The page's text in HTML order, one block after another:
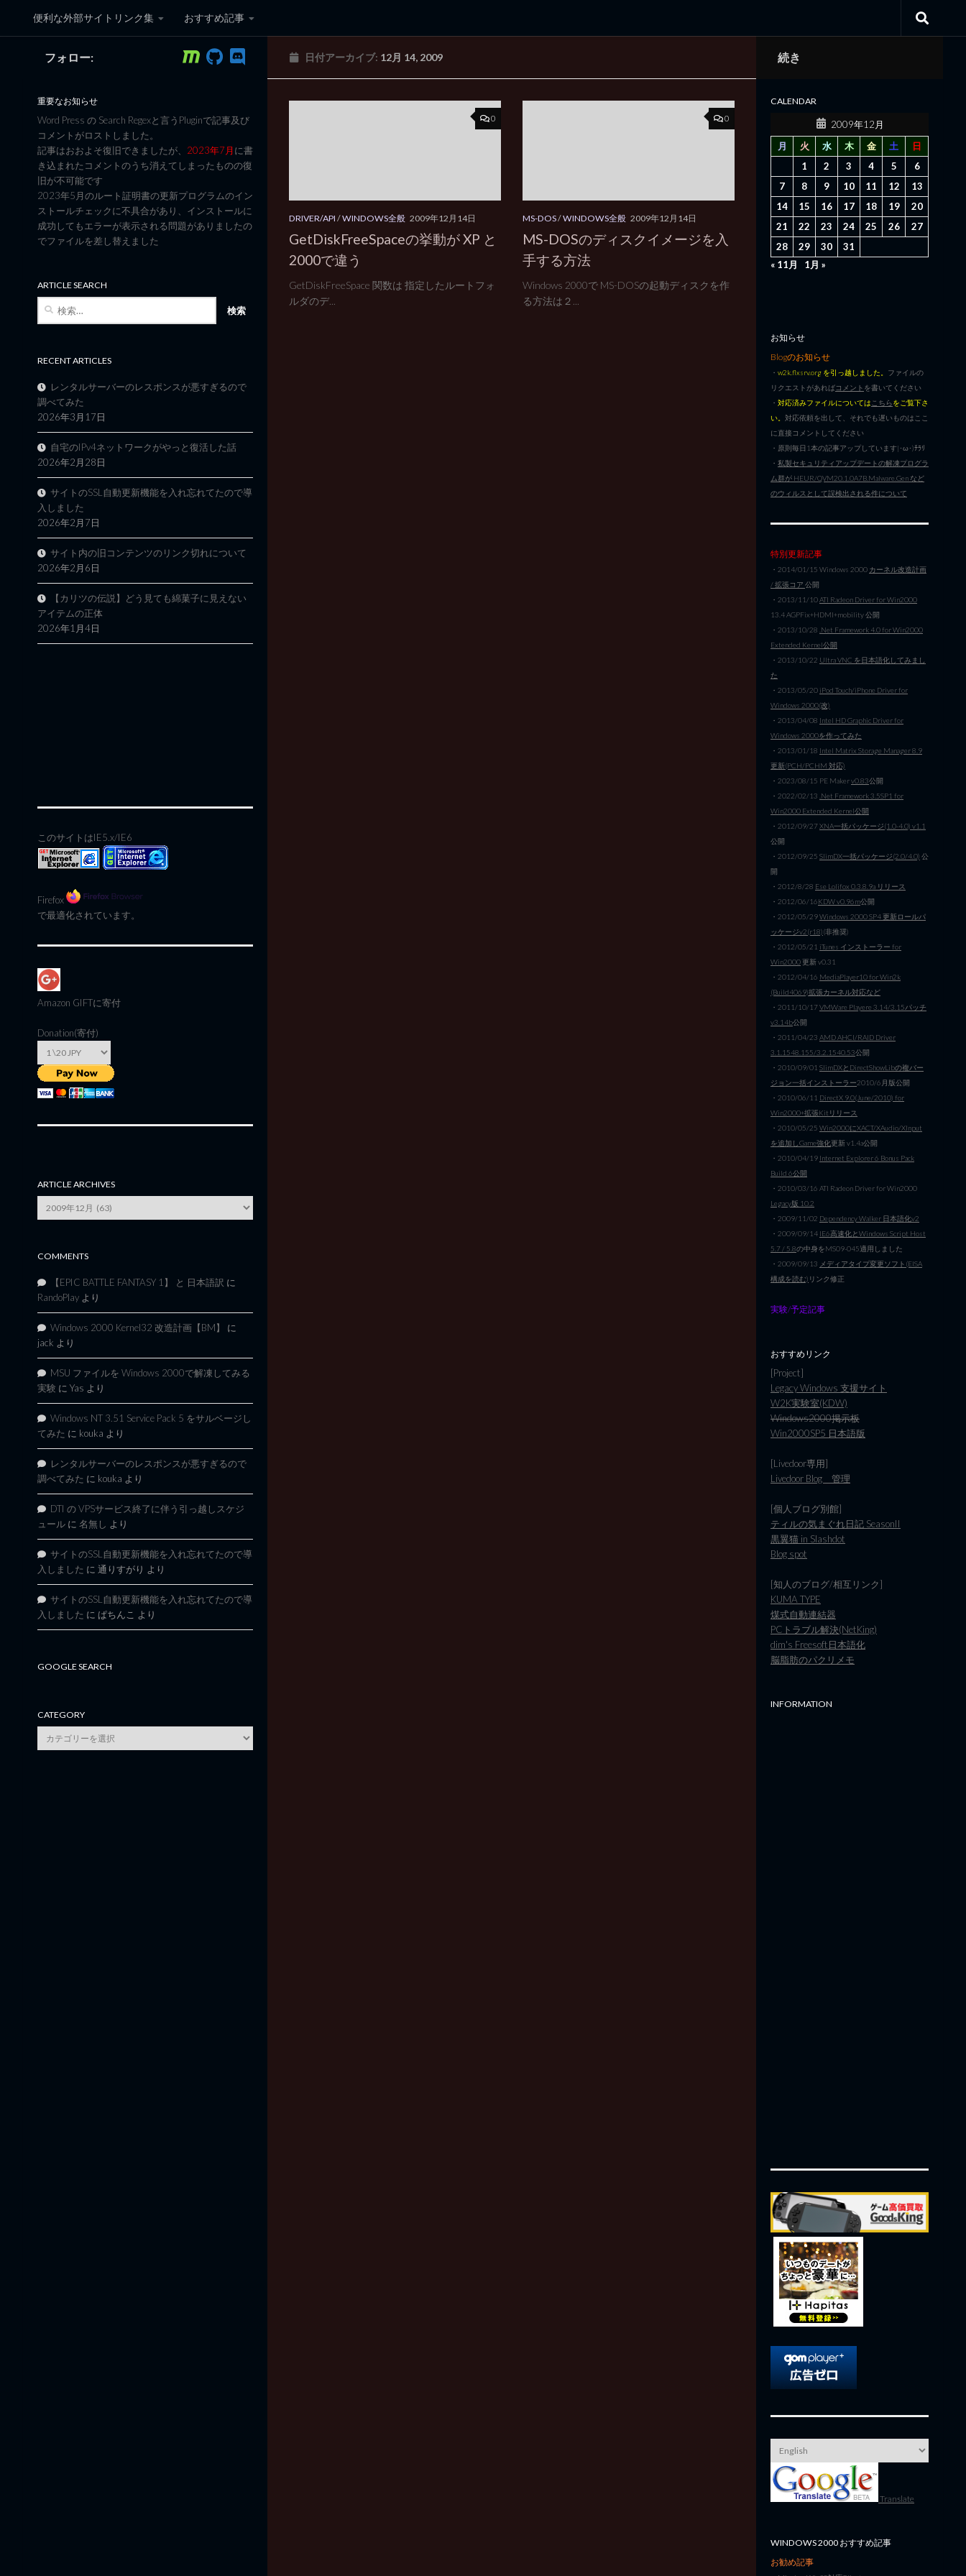
コンテンツへスキップ
便利な外部サイトリンク集 おすすめ記事
黒翼猫のコンピュータ日記 3rd Edition
日付アーカイブ: 12月 14, 2009
0
DRIVER/API /WINDOWS全般 2009年12月14日
GetDiskFreeSpaceの挙動が XP と
2000で違う
GetDiskFreeSpace 関数は 指定したルートフォ
ルダのデ...
0
MS-DOS/WINDOWS全般 2009年12月14日
MS-DOSのディスクイメージを入
手する方法
Windows 2000で MS-DOSの起動ディスクを作
る方法は２...
フォロー:
重要なお知らせ
Word Press の Search Regexと言うPluginで記事及び
コメントがロストしました。
記事はおおよそ復旧できましたが、 2023年7月に書
き込まれたコメントのうち消えてしまったものの復
旧が不可能です
2023年5月のルート証明書の更新プログラムのイン
ストールチェックに不具合があり、インストールに
成功してもエラーが表示される問題がありましたの
でファイルを差し替えました
ARTICLE SEARCH
RECENT ARTICLES
レンタルサーバーのレスポンスが悪すぎるので
調べてみた
2026年3月17日
自宅のIPv4ネットワークがやっと復活した話
2026年2月28日
サイトのSSL自動更新機能を入れ忘れてたので導
入しました
2026年2月7日
サイト内の旧コンテンツのリンク切れについて
2026年2月6日
【カリツの伝説】どう見ても綿菓子に見えない
アイテムの正体
2026年1月4日
このサイトはIE5.x/IE6
Firefox
で最適化されています。
Amazon GIFTに寄付
Donation(寄付)
ARTICLE ARCHIVES
Archives
COMMENTS
【EPIC BATTLE FANTASY 1】 と 日本語訳 に
RandoPlay より
Windows 2000 Kernel32 改造計画【BM】
に
jack より
MSU ファイルを Windows 2000で解凍してみる
実験 に Yas より
Windows NT 3.51 Service Pack 5 をサルベージし
てみた に kouka より
レンタルサーバーのレスポンスが悪すぎるので
調べてみた に kouka より
DTI の VPSサービス終了に伴う引っ越しスケジ
ュール に 名無し より
サイトのSSL自動更新機能を入れ忘れてたので導
入しました に 通りすがり より
サイトのSSL自動更新機能を入れ忘れてたので導
入しました に ぱちんこ より
GOOGLE SEARCH
CATEGORY
category
続き
CALENDAR
2009年12月
月
火 水 木 金 土
日
1
2 3 4 5
6
7
8 9 10 11 12
13
14
15 16 17 18 19
20
21
22 23 24 25 26
27
28
29 30
31
« 11月
1月 »
お知らせ
Blogのお知らせ
・ w2k.flxsrv.org を引っ越しました。 ファイルの
リクエストがあればコメント を書いてください
・ 対応済みファイルについては こちらをご覧下さ
い。 対応依頼を出して、それでも遅いものはここ
に直接コメントしてください
・原則毎日1本の記事アップしています|･ω･)ﾁﾗﾘ
・ 私製セキュリティアップデートの解凍プログラ
ム群が HEUR/QVM20.1.0A7B.Malware.Gen など
のウィルスとして誤検出される件について
特別更新記事
・2014/01/15 Windows 2000 カーネル改造計画
/ 拡張コア 公開
・2013/11/10ATI Radeon Driver for Win2000
13.4 AGPFix+HDMI+mobility 公開
・2013/10/28 .Net Framework 4.0 for Win2000
Extended Kernel公開
・2013/10/22 Ultra VNC を日本語化してみまし
た
・2013/05/20 iPod Touch/iPhone Driver for
Windows 2000(改)
・2013/04/08 Intel HD Graphic Driver for
Windows 2000を作ってみた
・2013/01/18 Intel Matrix Storage Manager 8.9
更新(PCH/PCHM 対応)
・2023/08/15 PE Makerv0.83公開
・2022/02/13 .Net Framework 3.5SP1 for
Win2000 Extended Kernel公開
・2012/09/27XNA一括パッケージ(1.0-4.0) v1.1
公開
・2012/09/25 SlimDX一括パッケージ(2.0/4.0) 公
開
・2012/8/28 Ese Lolifox 0.3.8.9a リリース
・2012/06/16KDW v0.96m公開
・2012/05/29Windows 2000 SP4 更新ロールパ
ッケージv2(r18)(非推奨)
・2012/05/21 iTunes インストーラー for
Win2000更新 v0.31
・2012/04/16 MediaPlayer10 for Win2k
(Build4069)拡張カーネル対応など
・2011/10/17VMWare Playere 3.14/3.15パッチ
v3.14b公開
・2011/04/23 AMD AHCI/RAID Driver
3.1.1548.155/3.2.1540.53公開
・2010/09/01 SlimDXとDirectShowLibの複バー
ジョン一括インストーラー2010/6月版公開
・2010/06/11 DirectX 9.0(June/2010) for
Win2000+拡張Kitリリース
・2010/05/25 Win2000にXACT/XAudio/XInput
を追加しGame強化更新 v1.4a公開
・2010/04/19 Internet Explorer 6 Bonus Pack
Build 6公開
・2010/03/16 ATI Radeon Driver for Win2000
Legacy版 10.2
・2009/11/02 Dependency Walker 日本語化v2
・2009/09/14 IE6高速化とWindows Script Host
5.7 / 5.8の中身をMS09-045適用しました
・2009/09/13 メディアタイプ変更ソフト(EISA
構成を読む) リンク修正
実験/予定記事
おすすめリンク
[Project]
Legacy Windows 支援サイト
W2K実験室(KDW)
Windows2000掲示板
Win2000SP5 日本語版
[Livedoor専用]
Livedoor Blog 管理
[個人ブログ別館]
ティルの気まぐれ日記 SeasonII
黒翼猫 in Slashdot
Blog spot
[知人のブログ/相互リンク]
KUMA TYPE
煤式自動連結器
PCトラブル解決(NetKing)
dim's Freesoft日本語化
脳脂肪のパクリメモ
INFORMATION
Translate
WINDOWS 2000 おすすめ記事
お勧め記事